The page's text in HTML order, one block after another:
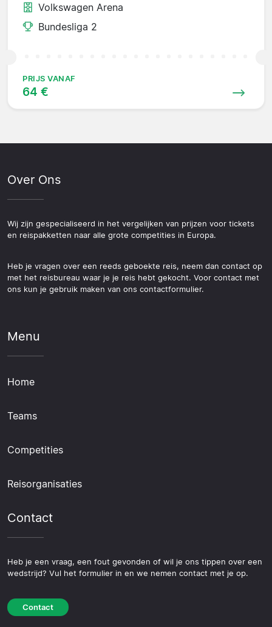
Volkswagen Arena
Bundesliga 2
PRIJS VANAF
64 €
Over Ons
Wij zijn gespecialiseerd in het vergelijken van prijzen voor tickets
en reispakketten naar alle grote competities in Europa.
Heb je vragen over een reeds geboekte reis, neem dan contact op
met het reisbureau waar je je reis hebt gekocht. Voor contact met
ons kun je gebruik maken van ons contactformulier.
Menu
Home
Teams
Competities
Reisorganisaties
Contact
Heb je een vraag, een fout gevonden of wil je ons tippen over een
wedstrijd? Vul het formulier in en we nemen contact met je op.
Contact